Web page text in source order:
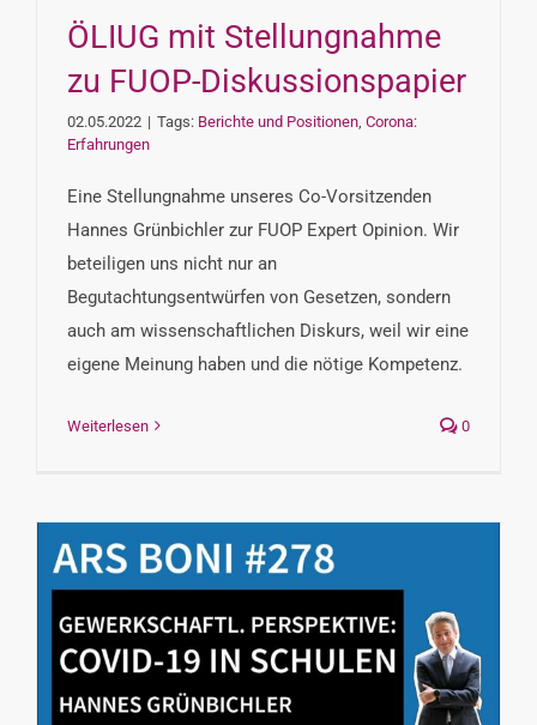
ÖLIUG mit Stellungnahme
zu FUOP-Diskussionspapier
02.05.2022 | Tags: Berichte und Positionen Corona:
Erfahrungen
Eine Stellungnahme unseres Co-Vorsitzenden
Hannes Grünbichler zur FUOP Expert Opinion. Wir
beteiligen uns nicht nur an
Begutachtungsentwürfen von Gesetzen, sondern
auch am wissenschaftlichen Diskurs, weil wir eine
eigene Meinung haben und die nötige Kompetenz.
Weiterlesen 0